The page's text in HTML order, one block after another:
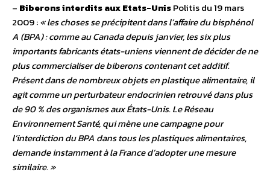
– Biberons interdits aux Etats-UnisPolitis du 19 mars
2009 :« les choses se précipitent dans l’affaire du bisphénol
A (BPA) : comme au Canada depuis janvier, les six plus
importants fabricants états-uniens viennent de décider de ne
plus commercialiser de biberons contenant cet additif.
Présent dans de nombreux objets en plastique alimentaire, il
agit comme un perturbateur endocrinien retrouvé dans plus
de 90 % des organismes aux États-Unis. Le Réseau
Environnement Santé, qui mène une campagne pour
l’interdiction du BPA dans tous les plastiques alimentaires,
demande instamment à la France d’adopter une mesure
similaire. »